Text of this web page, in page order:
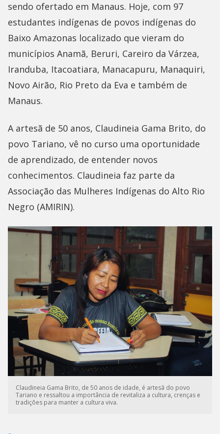
sendo ofertado em Manaus. Hoje, com 97
estudantes indígenas de povos indígenas do
Baixo Amazonas localizado que vieram do
municípios Anamã, Beruri, Careiro da Várzea,
Iranduba, Itacoatiara, Manacapuru, Manaquiri,
Novo Airão, Rio Preto da Eva e também de
Manaus.
A artesã de 50 anos, Claudineia Gama Brito, do
povo Tariano, vê no curso uma oportunidade
de aprendizado, de entender novos
conhecimentos. Claudineia faz parte da
Associação das Mulheres Indígenas do Alto Rio
Negro (AMIRIN).
Claudineia Gama Brito, de 50 anos de idade, é artesã do povo
Tariano e ressaltou a importância de revitaliza a cultura, crenças e
tradições para manter a cultura viva.